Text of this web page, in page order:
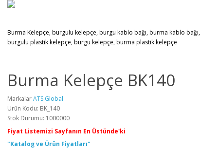
Burma Kelepçe, burgulu kelepçe, burgu kablo bağı, burma kablo bağı,
burgulu plastik kelepçe, burgu kelepçe, burma plastik kelepçe
Burma Kelepçe BK140
MarkalarATS Global
Ürün Kodu: BK_140
Stok Durumu: 1000000
Fiyat Listemizi Sayfanın En Üstünde'ki
"Katalog ve Ürün Fiyatları"